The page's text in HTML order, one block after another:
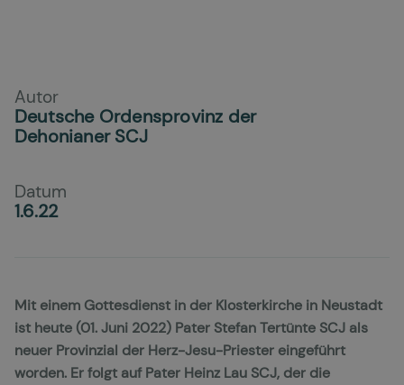
Autor
Deutsche Ordensprovinz der
Dehonianer SCJ
Datum
1.6.22
Mit einem Gottesdienst in der Klosterkirche in Neustadt
ist heute (01. Juni 2022) Pater Stefan Tertünte SCJ als
neuer Provinzial der Herz-Jesu-Priester eingeführt
worden. Er folgt auf Pater Heinz Lau SCJ, der die